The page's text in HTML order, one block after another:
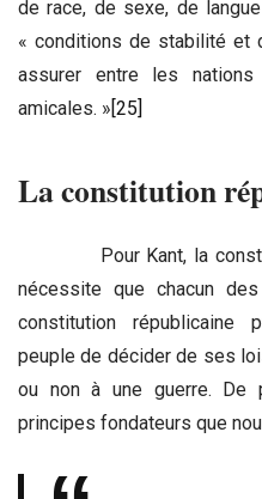
de race, de sexe, de
« conditions de stabilité et
assurer entre les
amicales. »[25]
La constitution
Pour Kant, la
nécessite que chacun
constitution républicaine
peuple de décider de ses
ou non à une guerre. De
principes fondateurs que